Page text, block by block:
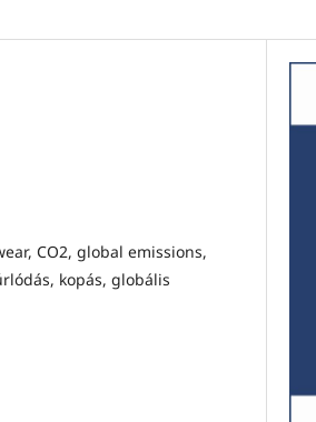
CO2, global emissions,
kopás, globális